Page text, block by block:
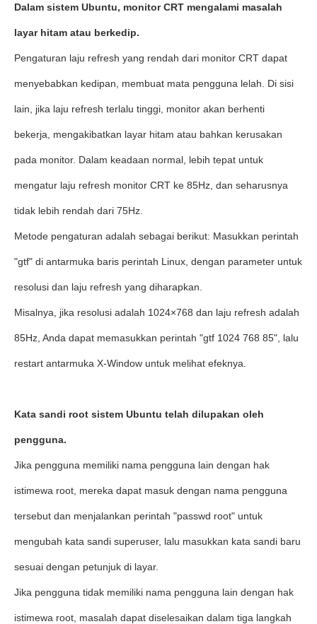
Dalam sistem Ubuntu, monitor CRT mengalami masalah
layar hitam atau berkedip.
Pengaturan laju refresh yang rendah dari monitor CRT dapat
menyebabkan kedipan, membuat mata pengguna lelah. Di sisi
lain, jika laju refresh terlalu tinggi, monitor akan berhenti
bekerja, mengakibatkan layar hitam atau bahkan kerusakan
pada monitor. Dalam keadaan normal, lebih tepat untuk
mengatur laju refresh monitor CRT ke 85Hz, dan seharusnya
tidak lebih rendah dari 75Hz.
Metode pengaturan adalah sebagai berikut: Masukkan perintah
"gtf" di antarmuka baris perintah Linux, dengan parameter untuk
resolusi dan laju refresh yang diharapkan.
Misalnya, jika resolusi adalah 1024×768 dan laju refresh adalah
85Hz, Anda dapat memasukkan perintah "gtf 1024 768 85", lalu
restart antarmuka X-Window untuk melihat efeknya.
Kata sandi root sistem Ubuntu telah dilupakan oleh
pengguna.
Jika pengguna memiliki nama pengguna lain dengan hak
istimewa root, mereka dapat masuk dengan nama pengguna
tersebut dan menjalankan perintah "passwd root" untuk
mengubah kata sandi superuser, lalu masukkan kata sandi baru
sesuai dengan petunjuk di layar.
Jika pengguna tidak memiliki nama pengguna lain dengan hak
istimewa root, masalah dapat diselesaikan dalam tiga langkah